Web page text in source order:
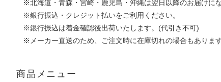
※北海道・青森・宮崎・鹿児島・沖縄は翌日以降のお届けにな
※銀行振込・クレジット払いをご利用ください。
※銀行振込は着金確認後出荷いたします。(代引き不可)
※メーカー直送のため、ご注文時に在庫切れの場合もありま
商品メニュー